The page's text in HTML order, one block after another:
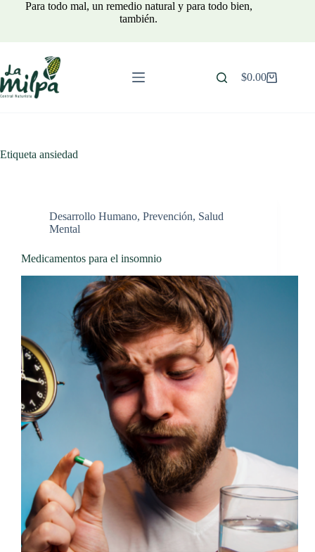
Para todo mal, un remedio natural y para todo bien,
también.
Carro
$0.00
Etiqueta ansiedad
Desarrollo Humano, Prevención, Salud
Mental
Medicamentos para el insomnio